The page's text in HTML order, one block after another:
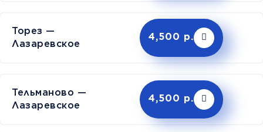
Торез —
Лазаревское
4,500 р.
Тельманово —
Лазаревское
4,500 р.